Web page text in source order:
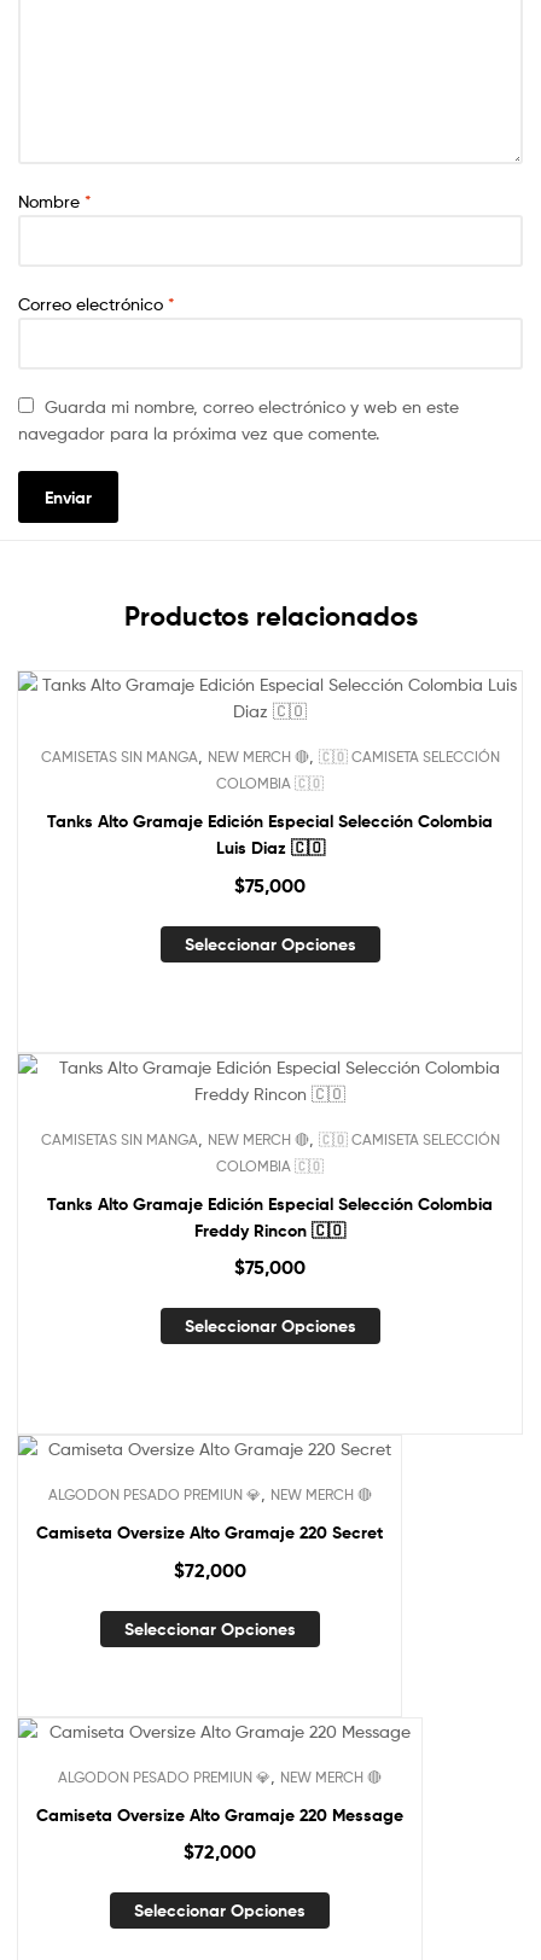
Nombre *
Correo electrónico *
Guarda mi nombre, correo electrónico y web en este
navegador para la próxima vez que comente.
Productos relacionados
CAMISETAS SIN MANGA NEW MERCH 🔴, 🇨🇴 CAMISETA SELECCIÓN
COLOMBIA 🇨🇴
Tanks Alto Gramaje Edición Especial Selección Colombia
Luis Diaz 🇨🇴
$75,000
Seleccionar Opciones
CAMISETAS SIN MANGA NEW MERCH 🔴, 🇨🇴 CAMISETA SELECCIÓN
COLOMBIA 🇨🇴
Tanks Alto Gramaje Edición Especial Selección Colombia
Freddy Rincon 🇨🇴
$75,000
Seleccionar Opciones
ALGODON PESADO PREMIUN 💎 NEW MERCH 🔴
Camiseta Oversize Alto Gramaje 220 Secret
$72,000
Seleccionar Opciones
ALGODON PESADO PREMIUN 💎 NEW MERCH 🔴
Camiseta Oversize Alto Gramaje 220 Message
$72,000
Seleccionar Opciones